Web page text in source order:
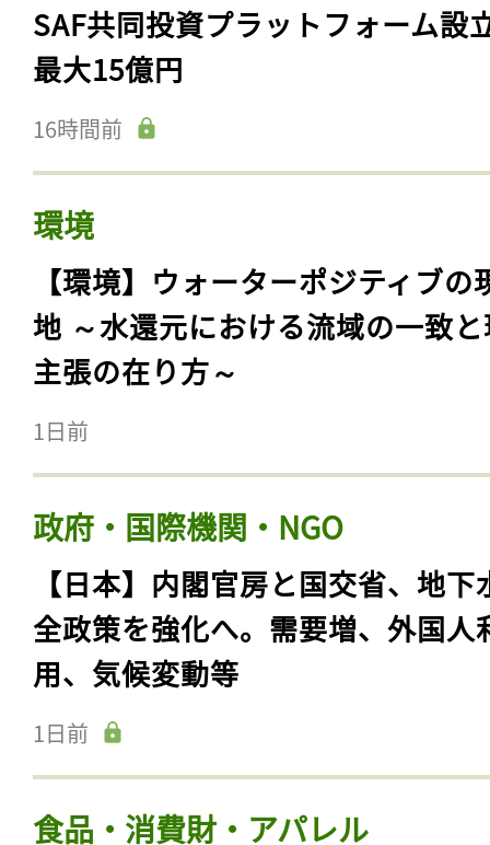
SAF共同投資プラットフォーム設
最大15億円
16時間前
環境
【環境】ウォーターポジティブの
地 ～水還元における流域の一致
主張の在り方～
1日前
政府・国際機関・NGO
【日本】内閣官房と国交省、地下
全政策を強化へ。需要増、外国人
用、気候変動等
1日前
食品・消費財・アパレル